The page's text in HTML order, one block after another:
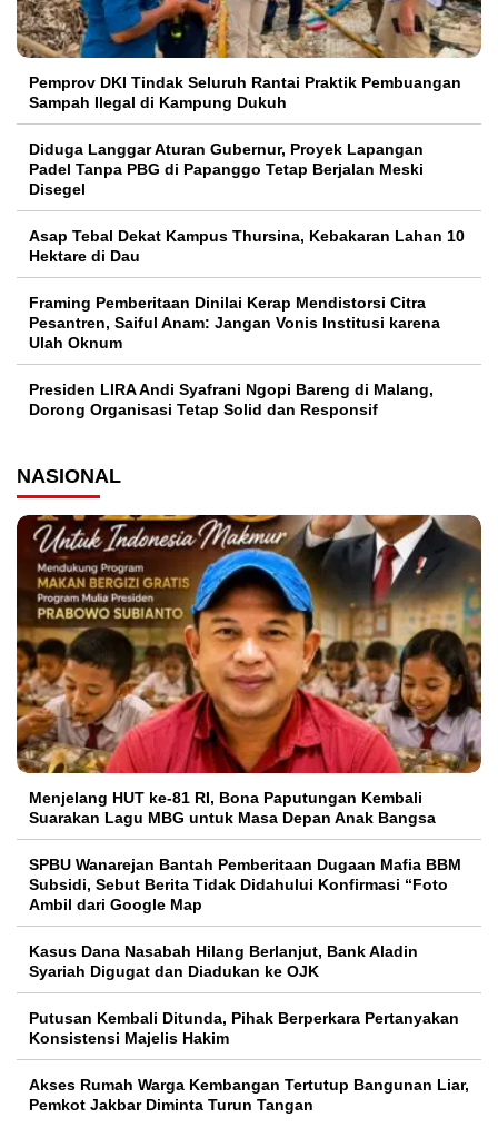
Pemprov DKI Tindak Seluruh Rantai Praktik Pembuangan
Sampah Ilegal di Kampung Dukuh
Diduga Langgar Aturan Gubernur, Proyek Lapangan
Padel Tanpa PBG di Papanggo Tetap Berjalan Meski
Disegel
Asap Tebal Dekat Kampus Thursina, Kebakaran Lahan 10
Hektare di Dau
Framing Pemberitaan Dinilai Kerap Mendistorsi Citra
Pesantren, Saiful Anam: Jangan Vonis Institusi karena
Ulah Oknum
Presiden LIRA Andi Syafrani Ngopi Bareng di Malang,
Dorong Organisasi Tetap Solid dan Responsif
NASIONAL
Menjelang HUT ke-81 RI, Bona Paputungan Kembali
Suarakan Lagu MBG untuk Masa Depan Anak Bangsa
SPBU Wanarejan Bantah Pemberitaan Dugaan Mafia BBM
Subsidi, Sebut Berita Tidak Didahului Konfirmasi “Foto
Ambil dari Google Map
Kasus Dana Nasabah Hilang Berlanjut, Bank Aladin
Syariah Digugat dan Diadukan ke OJK
Putusan Kembali Ditunda, Pihak Berperkara Pertanyakan
Konsistensi Majelis Hakim
Akses Rumah Warga Kembangan Tertutup Bangunan Liar,
Pemkot Jakbar Diminta Turun Tangan